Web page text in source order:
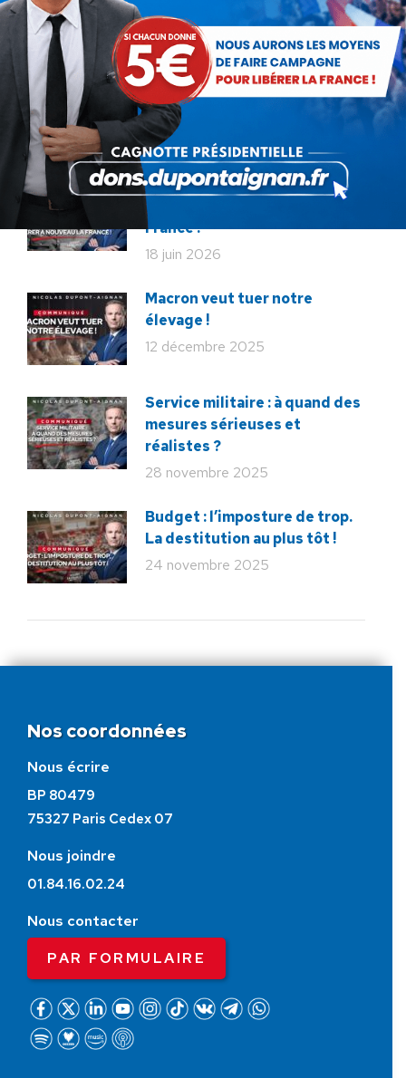
22 juillet 2026
Communiqué : Corse,
l’engrenage d’une France
fragmentée
26 juin 2026
En ce 18 juin, le meilleur
hommage : libérer à nouveau la
France !
18 juin 2026
Macron veut tuer notre
élevage !
12 décembre 2025
Service militaire : à quand des
mesures sérieuses et
réalistes ?
28 novembre 2025
Budget : l’imposture de trop.
La destitution au plus tôt !
24 novembre 2025
Nos coordonnées
Nous écrire
BP 80479
75327 Paris Cedex 07
Nous joindre
01.84.16.02.24
Nous contacter
PAR FORMULAIRE